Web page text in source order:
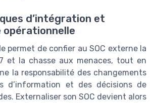
d’intégration et
opérationnelle
permet de confier au SOC externe la
et la chasse aux menaces, tout en
la responsabilité des changements
d’information et des décisions de
Externaliser son SOC devient alors